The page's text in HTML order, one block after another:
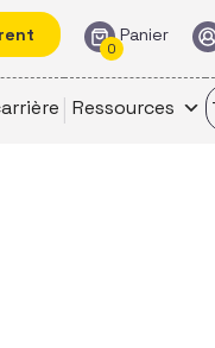
Panier
0
Ressources